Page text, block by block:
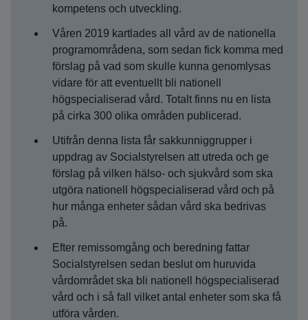
kompetens och utveckling.
Våren 2019 kartlades all vård av de nationella
programområdena, som sedan fick komma med
förslag på vad som skulle kunna genomlysas
vidare för att eventuellt bli nationell
högspecialiserad vård. Totalt finns nu en lista
på cirka 300 olika områden publicerad.
Utifrån denna lista får sakkunniggrupper i
uppdrag av Socialstyrelsen att utreda och ge
förslag på vilken hälso- och sjukvård som ska
utgöra nationell högspecialiserad vård och på
hur många enheter sådan vård ska bedrivas
på.
Efter remissomgång och beredning fattar
Socialstyrelsen sedan beslut om huruvida
vårdområdet ska bli nationell högspecialiserad
vård och i så fall vilket antal enheter som ska få
utföra vården.